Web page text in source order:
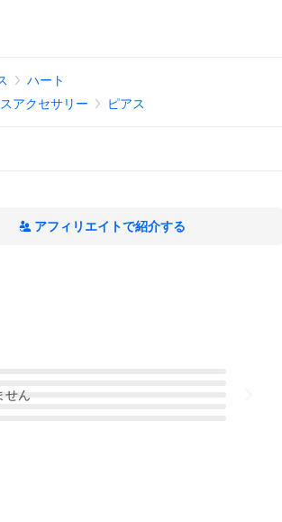
ハート
アクセサリー ピアス
アフィリエイトで紹介する
せん